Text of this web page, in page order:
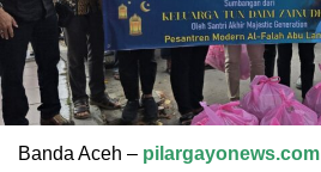
Banda Aceh – pilargayonews.com